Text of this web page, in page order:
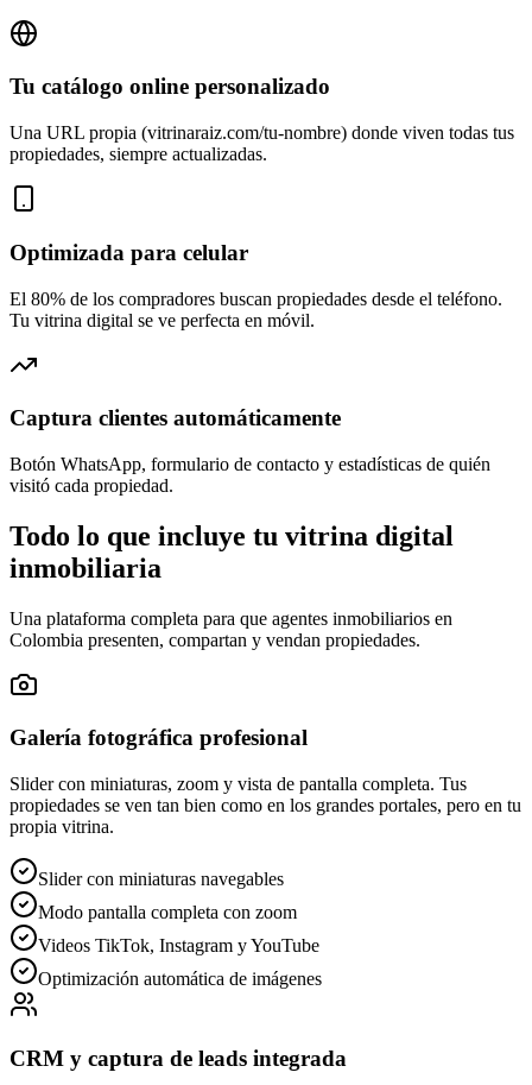
Tu catálogo online personalizado
Una URL propia (vitrinaraiz.com/tu-nombre) donde viven todas tus
propiedades, siempre actualizadas.
Optimizada para celular
El 80% de los compradores buscan propiedades desde el teléfono.
Tu vitrina digital se ve perfecta en móvil.
Captura clientes automáticamente
Botón WhatsApp, formulario de contacto y estadísticas de quién
visitó cada propiedad.
Todo lo que incluye tu vitrina digital
inmobiliaria
Una plataforma completa para que agentes inmobiliarios en
Colombia presenten, compartan y vendan propiedades.
Galería fotográfica profesional
Slider con miniaturas, zoom y vista de pantalla completa. Tus
propiedades se ven tan bien como en los grandes portales, pero en tu
propia vitrina.
Slider con miniaturas navegables
Modo pantalla completa con zoom
Videos TikTok, Instagram y YouTube
Optimización automática de imágenes
CRM y captura de leads integrada